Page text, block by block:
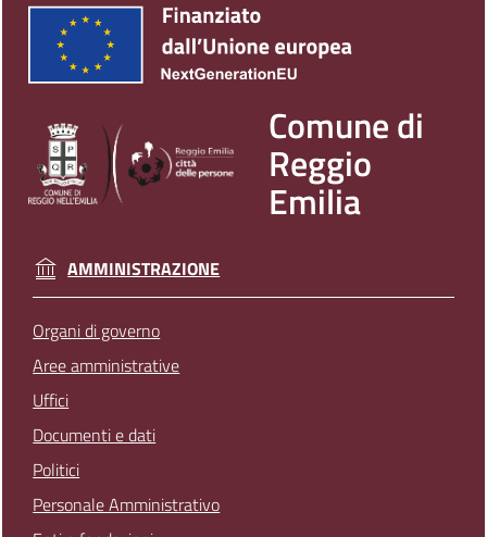
Comune di
Reggio
Emilia
AMMINISTRAZIONE
Organi di governo
Aree amministrative
Uffici
Documenti e dati
Politici
Personale Amministrativo